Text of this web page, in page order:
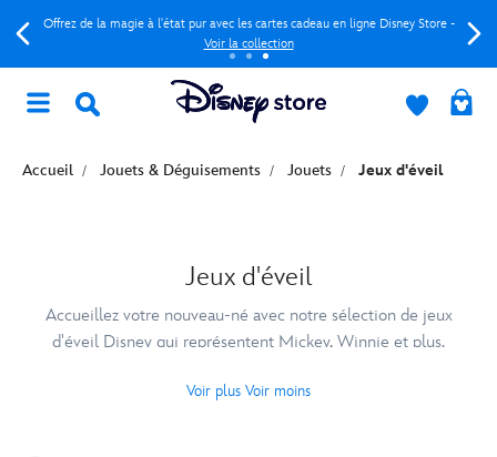
Offrez de la magie à l'état pur avec les cartes cadeau en ligne Disney Store -
Voir la collection
Accueil Jouets & Déguisements Jouets Jeux d'éveil
Jeux d'éveil
Accueillez votre nouveau-né avec notre sélection de jeux
d'éveil Disney qui représentent Mickey, Winnie et plus.
Voir plus Voir moins